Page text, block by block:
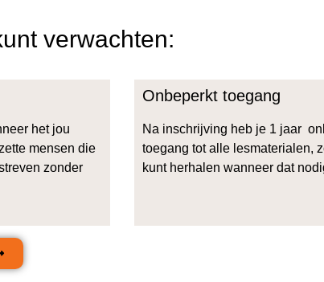
verwachten:
het jou
mensen die
zonder
Onbeperkt toegang
Na inschrijving heb je 1 jaar
toegang tot alle lesmaterialen,
kunt herhalen wanneer dat